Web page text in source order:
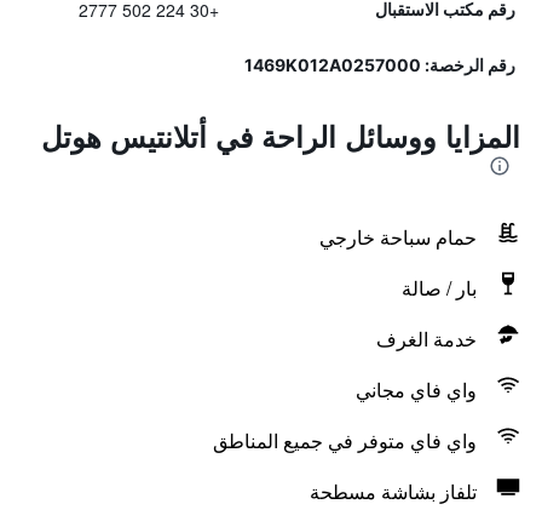
رقم مكتب الاستقبال +30 224 502 2777
رقم الرخصة: 1469Κ012Α0257000
المزايا ووسائل الراحة في أتلانتيس هوتل
حمام سباحة خارجي
بار / صالة
خدمة الغرف
واي فاي مجاني
واي فاي متوفر في جميع المناطق
تلفاز بشاشة مسطحة